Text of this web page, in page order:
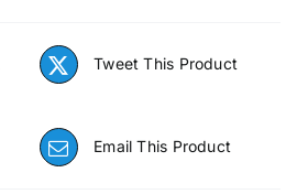
Tweet This Product
Email This Product